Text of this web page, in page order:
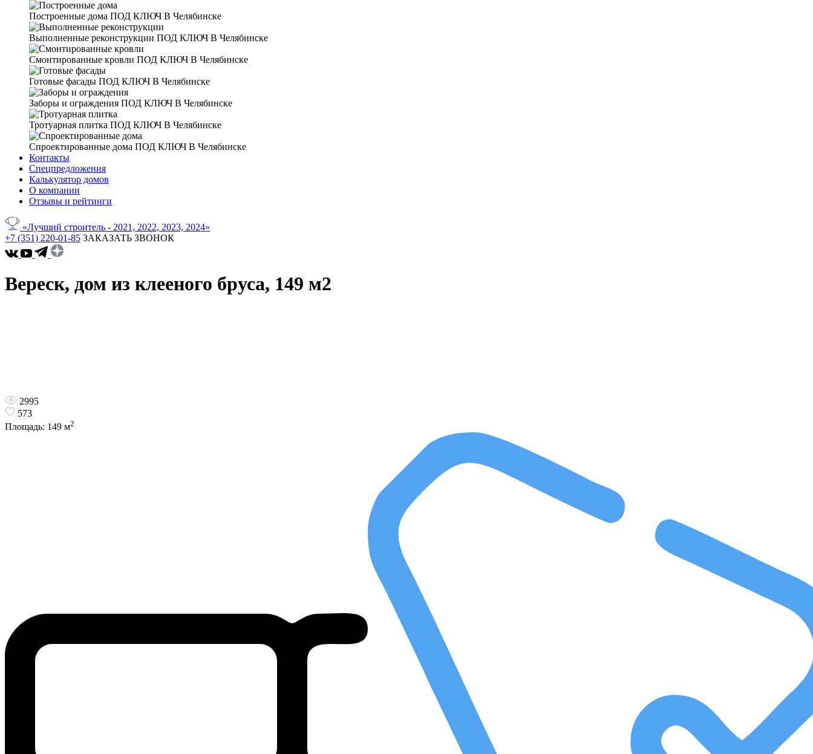
Построенные дома ПОД КЛЮЧ В Челябинске
Выполненные реконструкции ПОД КЛЮЧ В Челябинске
Смонтированные кровли ПОД КЛЮЧ В Челябинске
Готовые фасады ПОД КЛЮЧ В Челябинске
Заборы и ограждения ПОД КЛЮЧ В Челябинске
Тротуарная плитка ПОД КЛЮЧ В Челябинске
Спроектированные дома ПОД КЛЮЧ В Челябинске
Контакты
Спецпредложения
Калькулятор домов
О компании
Отзывы и рейтинги
«Лучший строитель - 2021, 2022, 2023, 2024»
+7 (351) 220-01-85 ЗАКАЗАТЬ ЗВОНОК
Вереск, дом из клееного бруса, 149 м2
2995
573
Площадь: 149 м2